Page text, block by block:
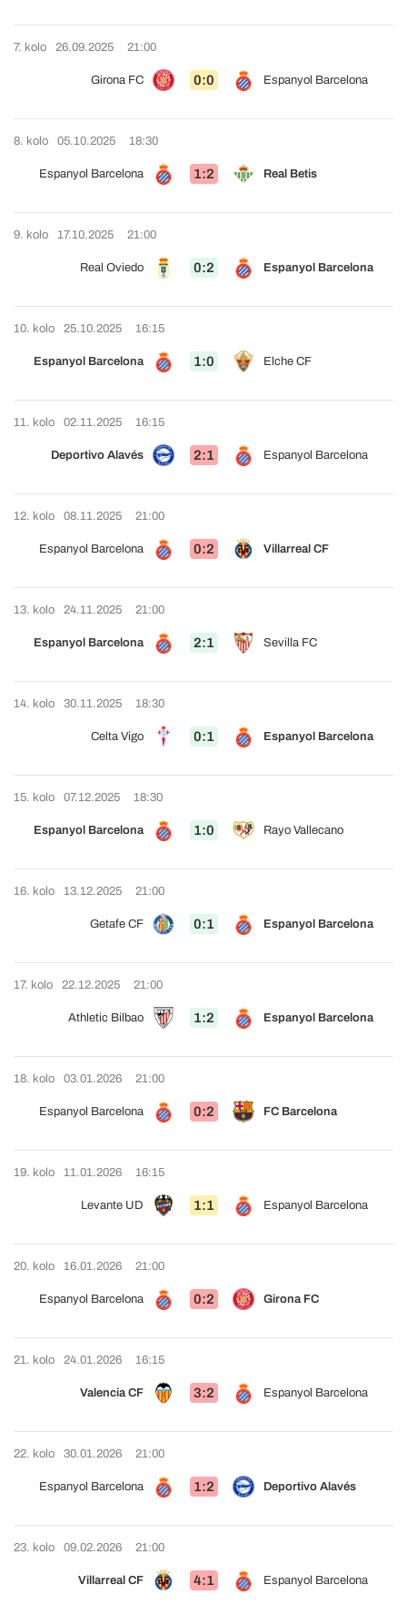
7. kolo 26.09.2025 21:00
Girona FC 0:0 Espanyol Barcelona
8. kolo 05.10.2025 18:30
Espanyol Barcelona 1:2 Real Betis
9. kolo 17.10.2025 21:00
Real Oviedo 0:2 Espanyol Barcelona
10. kolo 25.10.2025 16:15
Espanyol Barcelona 1:0 Elche CF
11. kolo 02.11.2025 16:15
Deportivo Alavés 2:1 Espanyol Barcelona
12. kolo 08.11.2025 21:00
Espanyol Barcelona 0:2 Villarreal CF
13. kolo 24.11.2025 21:00
Espanyol Barcelona 2:1 Sevilla FC
14. kolo 30.11.2025 18:30
Celta Vigo 0:1 Espanyol Barcelona
15. kolo 07.12.2025 18:30
Espanyol Barcelona 1:0 Rayo Vallecano
16. kolo 13.12.2025 21:00
Getafe CF 0:1 Espanyol Barcelona
17. kolo 22.12.2025 21:00
Athletic Bilbao 1:2 Espanyol Barcelona
18. kolo 03.01.2026 21:00
Espanyol Barcelona 0:2 FC Barcelona
19. kolo 11.01.2026 16:15
Levante UD 1:1 Espanyol Barcelona
20. kolo 16.01.2026 21:00
Espanyol Barcelona 0:2 Girona FC
21. kolo 24.01.2026 16:15
Valencia CF 3:2 Espanyol Barcelona
22. kolo 30.01.2026 21:00
Espanyol Barcelona 1:2 Deportivo Alavés
23. kolo 09.02.2026 21:00
Villarreal CF 4:1 Espanyol Barcelona